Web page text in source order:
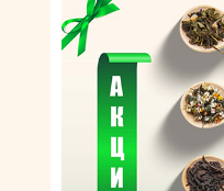
равнодушным ни
напитка кроется в
зерен. Специалисты
года, когда впервые
Однако секрет успеха
в мастерстве
в зернах